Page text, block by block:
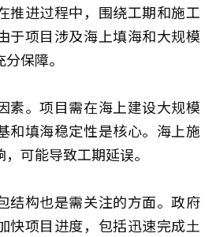
推进过程中，围绕工期和施工
于项目涉及海上填海和大规模
保障。
素。项目需在海上建设大规模
和填海稳定性是核心。海上施
可能导致工期延误。
结构也是需关注的方面。政府
快项目进度，包括迅速完成土